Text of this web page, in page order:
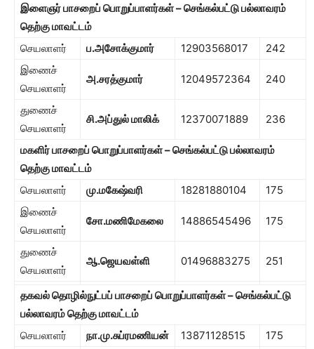
இளைஞர் பாசறைப் பொறுப்பாளர்கள் – செங்கல்பட்டு பல்லாவரம்
தெற்கு மாவட்டம்
செயலாளர்
ப.அசோக்குமார் 12903568017
242
இணைச்
செயலாளர்
அ.சரத்குமார் 12049572364 240
துணைச்
செயலாளர்
சி.அப்துல் மாலிக் 12370071889 236
மகளிர் பாசறைப் பொறுப்பாளர்கள் – செங்கல்பட்டு பல்லாவரம்
தெற்கு மாவட்டம்
செயலாளர்
மு.மகேஷ்வரி 18281880104
175
இணைச்
செயலாளர்
சோ.மணிமேகலை 14886545496 175
துணைச்
செயலாளர்
ஆ.ஜெயவள்ளி 01496883275 251
தகவல் தொழில்நுட்பப் பாசறைப் பொறுப்பாளர்கள் –செங்கல்பட்டு
பல்லாவரம் தெற்கு மாவட்டம்
செயலாளர்
நா.மு.சுப்ரமணியன் 13871128515
175